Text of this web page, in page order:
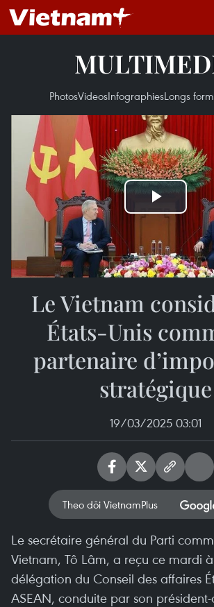
PhotosVideosInfographiesLongs
Play
Video
Le Vietnam
États-Unis
partenaire
stratégique
19/03/2025 03:01
Theo dõi VietnamPlus
Le secrétaire général du Parti
Vietnam, Tô Lâm, a reçu ce mardi
délégation du Conseil des affaires
ASEAN, conduite par son